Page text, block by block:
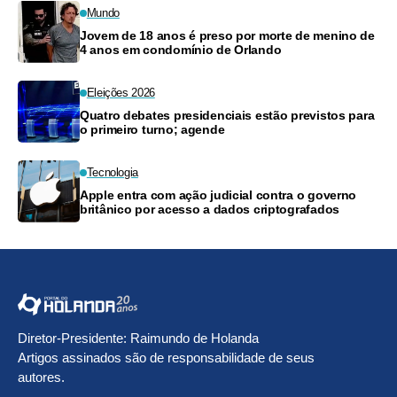
Mundo
Jovem de 18 anos é preso por morte de menino de
4 anos em condomínio de Orlando
Eleições 2026
Quatro debates presidenciais estão previstos para
o primeiro turno; agende
Tecnologia
Apple entra com ação judicial contra o governo
britânico por acesso a dados criptografados
Diretor-Presidente: Raimundo de Holanda
Artigos assinados são de responsabilidade de seus
autores.